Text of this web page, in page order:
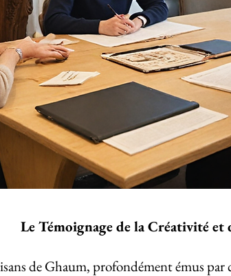
Le Témoignage de la Créativité et
de Ghaum, profondément émus par